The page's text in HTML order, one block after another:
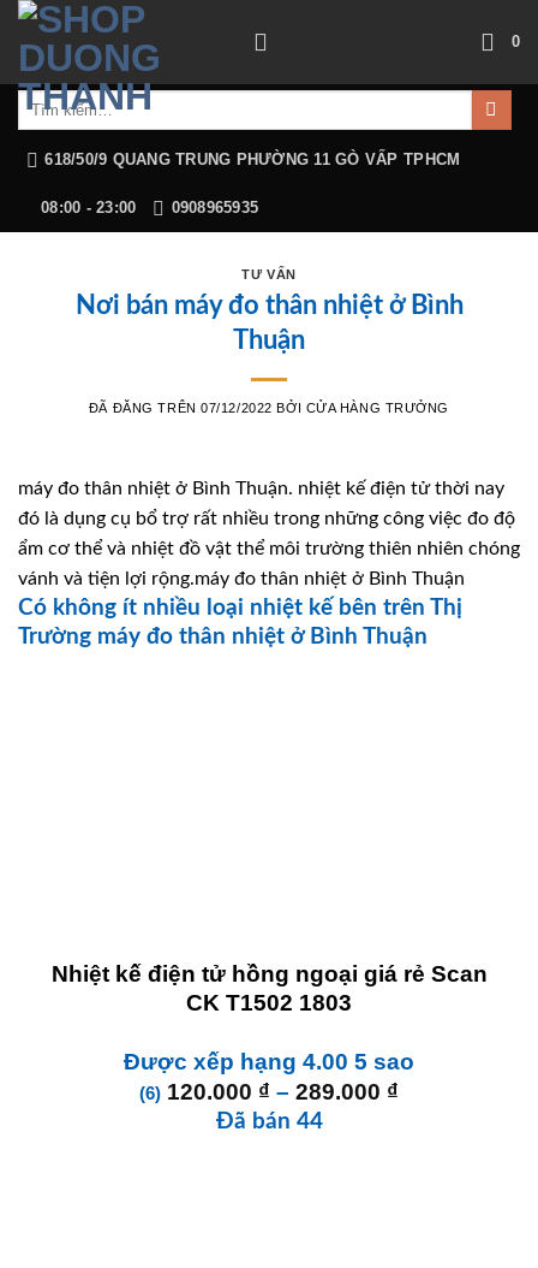
Chuyển
đến
nội
dung
0
Tìm
618/50/9 QUANG TRUNG PHƯỜNG 11 GÒ VẤP TPHCM
08:00 - 23:00 0908965935
TƯ VẤN
Nơi bán máy đo thân nhiệt ở Bình
Thuận
ĐÃ ĐĂNG TRÊN07/12/2022 BỞI CỬA HÀNG TRƯỞNG
máy đo thân nhiệt ở Bình Thuận. nhiệt kế điện tử thời nay
đó là dụng cụ bổ trợ rất nhiều trong những công việc đo độ
ẩm cơ thể và nhiệt đồ vật thể môi trường thiên nhiên chóng
vánh và tiện lợi rộng.máy đo thân nhiệt ở Bình Thuận
Có không ít nhiều loại nhiệt kế bên trên Thị
Trường máy đo thân nhiệt ở Bình Thuận
Nhiệt kế điện tử hồng ngoại giá rẻ Scan
CK T1502 1803
Được xếp hạng 4.00 5 sao
(6) 120.000 ₫ – 289.000 ₫
Đã bán 44